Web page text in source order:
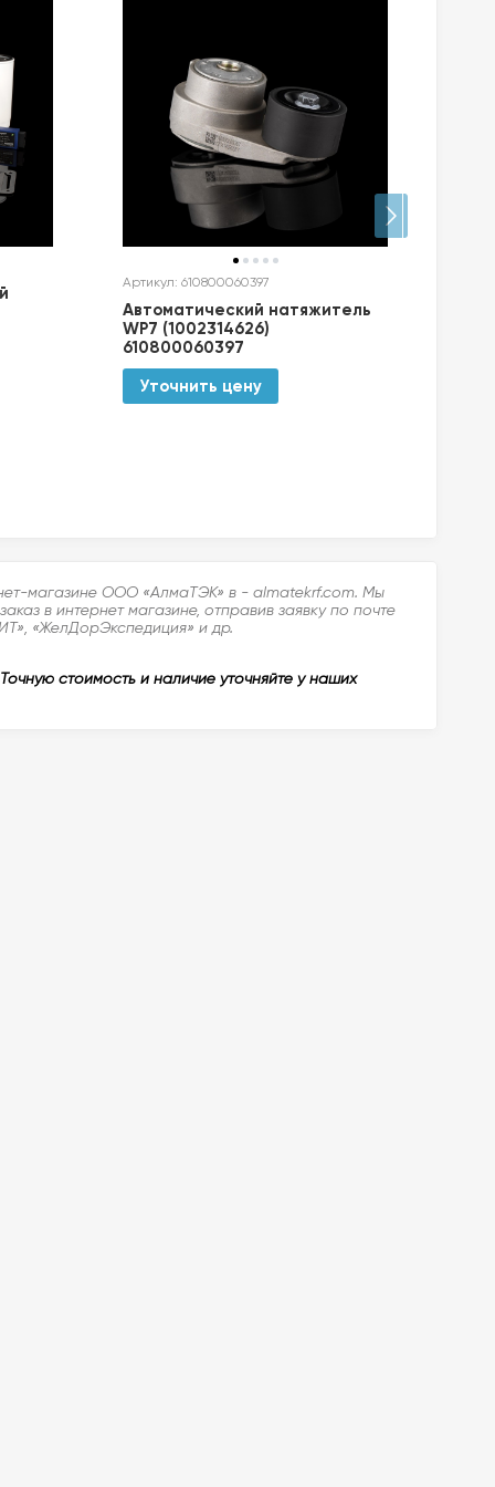
Артикул: 610800060397
Автоматический натяжитель
WP7 (1002314626)
610800060397
Уточнить цену
магазине ООО «АлмаТЭК» в - almatekrf.com. Мы
в интернет магазине, отправив заявку по почте
«ЖелДорЭкспедиция» и др.